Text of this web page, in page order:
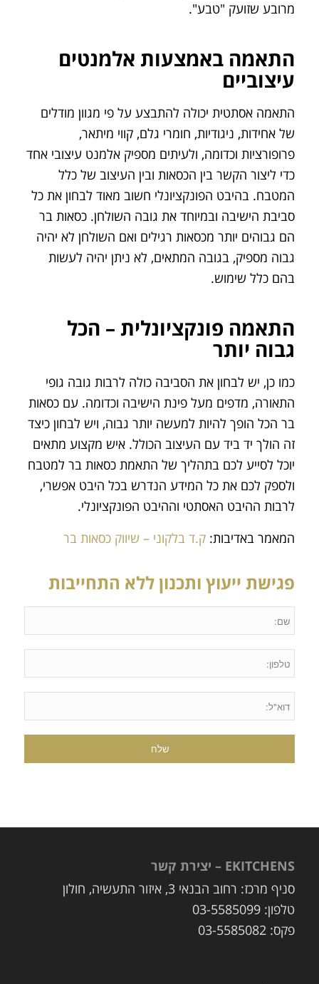
מרובע שזועק "טבע".
התאמה באמצעות אלמנטים
עיצוביים
התאמה אסתטית יכולה להתבצע על פי מגוון מודלים
של אחידות, ניגודיות, חומרי גלם, קווי מיתאר,
פרופורציות וכדומה, ולעיתים מספיק אלמנט עיצובי אחד
כדי ליצור הקשר בין הכסאות ובין העיצוב של כלל
המטבח. בהיבט הפונקציונלי חשוב מאוד לבחון את כל
סביבת הישיבה ובמיוחד את גובה השולחן. כסאות בר
הם גבוהים יותר מכסאות רגילים ואם השולחן לא יהיה
גבוה מספיק, בגובה המתאים, לא ניתן יהיה לעשות
בהם כלל שימוש.
התאמה פונקציונלית – הכל
גבוה יותר
כמו כן, יש לבחון את הסביבה כולה לרבות גובה גופי
התאורה, מדפים מעל פינת הישיבה וכדומה. עם כסאות
בר הכל הופך להיות למעשה יותר גבוה, ויש לבחון כיצד
זה הולך יד ביד עם העיצוב הכולל. איש מקצוע מתאים
יוכל לסייע לכם בתהליך של התאמת כסאות בר למטבח
ולספק לכם את כל המידע הנדרש בכל היבט אפשרי,
לרבות ההיבט האסתטי וההיבט הפונקציונלי.
המאמר באדיבות: ק.ד בלקוני – שיווק כסאות בר
פגישת ייעוץ ותכנון ללא התחייבות
EKITCHENS – יצירת קשר
סניף מרכז: רחוב הבנאי 3, איזור התעשיה, חולון
טלפון: 03-5585099
פקס: 03-5585082